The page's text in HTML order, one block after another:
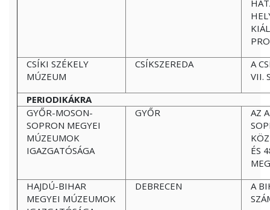
CSÍKI SZÉKELY
MÚZEUM
CSÍKSZEREDA
A
VII.
PERIODIKÁKRA
GYŐR-MOSON-
SOPRON MEGYEI
MÚZEUMOK
IGAZGATÓSÁGA
GYŐR
AZ
ÉS
HAJDÚ-BIHAR
MEGYEI MÚZEUMOK
DEBRECEN
A